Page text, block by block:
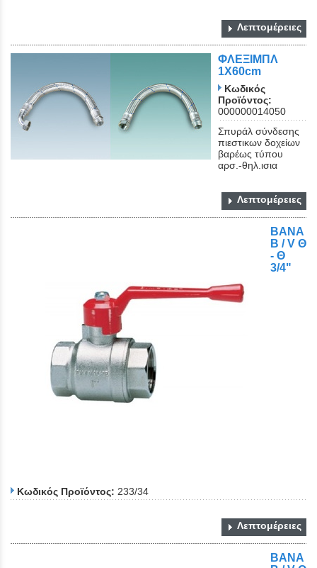
Λεπτομέρειες
ΦΛΕΞΙΜΠΛ
1Χ60cm
Κωδικός
Προϊόντος:
000000014050
Σπυράλ σύνδεσης
πιεστικων δοχείων
βαρέως τύπου
αρσ.-θηλ.ισια
Λεπτομέρειες
ΒΑΝΑ
Β / V Θ
- Θ
3/4"
Κωδικός Προϊόντος: 233/34
Λεπτομέρειες
ΒΑΝΑ